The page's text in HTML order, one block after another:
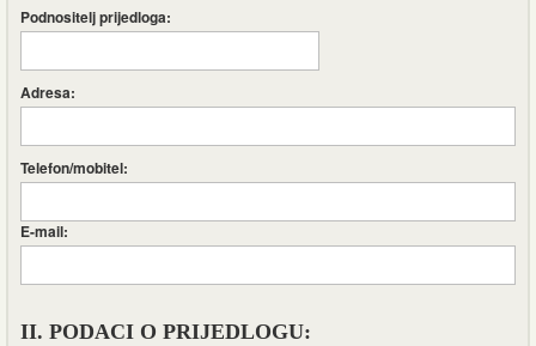
Podnositelj prijedloga:
Adresa:
Telefon/mobitel:
E-mail:
II. PODACI O PRIJEDLOGU: